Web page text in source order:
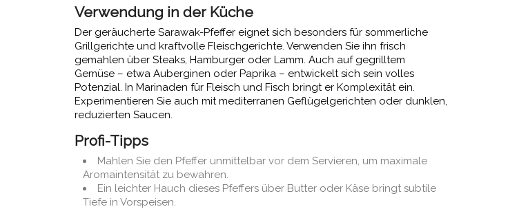
Verwendung in der Küche
Der geräucherte Sarawak-Pfeffer eignet sich besonders für sommerliche
Grillgerichte und kraftvolle Fleischgerichte. Verwenden Sie ihn frisch
gemahlen über Steaks, Hamburger oder Lamm. Auch auf gegrilltem
Gemüse – etwa Auberginen oder Paprika – entwickelt sich sein volles
Potenzial. In Marinaden für Fleisch und Fisch bringt er Komplexität ein.
Experimentieren Sie auch mit mediterranen Geflügelgerichten oder dunklen,
reduzierten Saucen.
Profi-Tipps
Mahlen Sie den Pfeffer unmittelbar vor dem Servieren, um maximale
Aromaintensität zu bewahren.
Ein leichter Hauch dieses Pfeffers über Butter oder Käse bringt subtile
Tiefe in Vorspeisen.